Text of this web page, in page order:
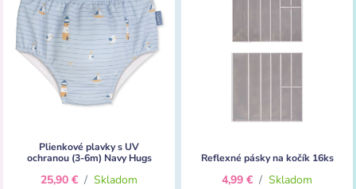
Plienkové plavky s UV
ochranou (3-6m) Navy Hugs
25,90 € / Skladom
Reflexné pásky na kočík 16ks
4,99 € / Skladom